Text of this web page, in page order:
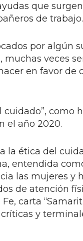
que
de trabajo.
por algún
veces
en favor de
como
el año 2020.
la ética del
entendida
las mujeres y
de atención
carta
y